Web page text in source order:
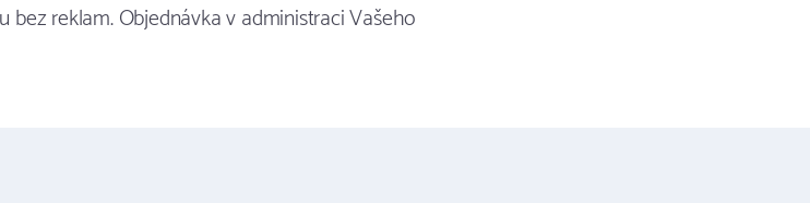
bez reklam. Objednávka v administraci Vašeho